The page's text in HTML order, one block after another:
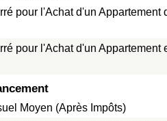
pour l'Achat d'un Appartement
pour l'Achat d'un Appartement
Moyen (Après Impôts)